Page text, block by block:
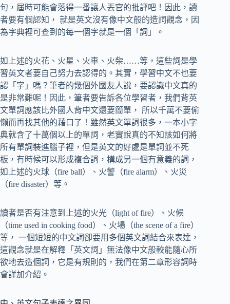
句，屆時可能會落得一番讓人丟官的批評吧！因此，讀
者要有個認知， 就是英文沒有像中文般的造詞觀念，因
為字典裡可查到的每一個字就是一個「詞」。
如上述的火花、火星、火車、火柴……等，這些詞是學
習英文者要自己努力去認得的。其實，學習中文不也要
認「字」嗎？筆者的幾個外國友人說，要認識中文真的
是非常難呢！因此，筆者要告訴各位學習者，我們背英
文單詞應該比外國人背中文還要簡單， 所以千萬不要偷
懶而再找其他的藉口了！雖然英文單詞很多，一本小字
典就含了十萬個以上的單詞，老實說真的不知該如何將
所有單詞裝進腦子裡，但是英文的好處是單詞並不死
板，有時候可以形成複合詞，構成另一個有意義的詞，
如上述的火球（fire ball）、火警（fire alarm）、火災
（fire disaster）等。
讀者是否有注意到上述的火光（light of fire）、火候
（time used in cooking food）、火場（the scene of a fire）
等， 一個短短的中文詞卻要用多個英文詞結合來表達，
這觀念就是在解釋「英文詞」無法像中文般較能隨心所
欲地去造個詞，它是有規則的，我們在第二章形容詞時
會詳加介紹。